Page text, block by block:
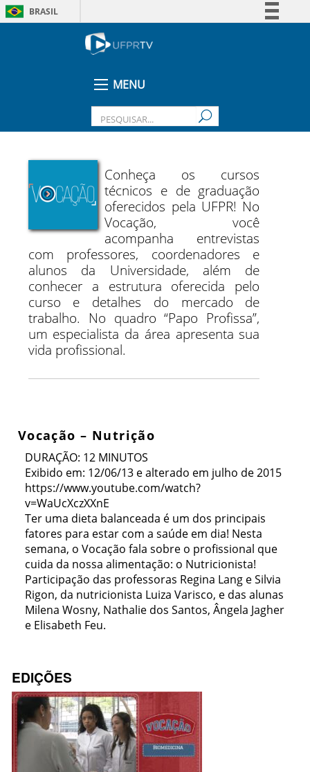
BRASIL
Legislação
MENU
Conheça os cursos
técnicos e de graduação
oferecidos pela UFPR! No
Vocação, você
acompanha entrevistas
com professores, coordenadores e
alunos da Universidade, além de
conhecer a estrutura oferecida pelo
curso e detalhes do mercado de
trabalho. No quadro “Papo Profissa”,
um especialista da área apresenta sua
vida profissional.
Vocação – Nutrição
DURAÇÃO: 12 MINUTOS
Exibido em: 12/06/13 e alterado em julho de 2015
https://www.youtube.com/watch?
v=WaUcXczXXnE
Ter uma dieta balanceada é um dos principais
fatores para estar com a saúde em dia! Nesta
semana, o Vocação fala sobre o profissional que
cuida da nossa alimentação: o Nutricionista!
Participação das professoras Regina Lang e Silvia
Rigon, da nutricionista Luiza Varisco, e das alunas
Milena Wosny, Nathalie dos Santos, Ângela Jagher
e Elisabeth Feu.
EDIÇÕES